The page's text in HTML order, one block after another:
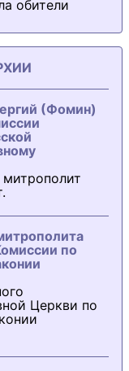
обители
(Фомин)
по
Церкви по